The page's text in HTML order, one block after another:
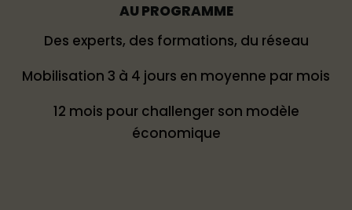
AU PROGRAMME
Des experts, des formations, du réseau
Mobilisation 3 à 4 jours en moyenne par mois
12 mois pour challenger son modèle
économique